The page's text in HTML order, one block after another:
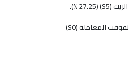
أما للصنف الدعيبلي فتفوقت المعاملة (S6) حيث بلغ طول الطرد (28.75سم)، والنسبة المثوية للبراعم الزهرية (S1) (45.32 %) وأقلها عند المعاملة (S6) (3.49 %)، ونسبة العقد تفوقت المعاملة (S0)